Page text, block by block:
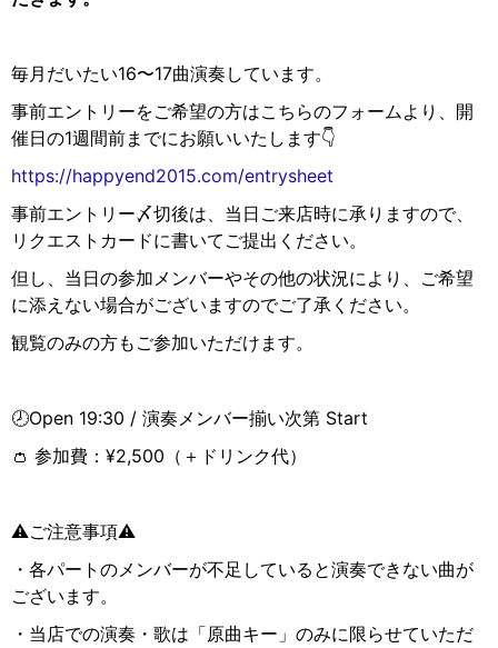
毎月だいたい16〜17曲演奏しています。
事前エントリーをご希望の方はこちらのフォームより 、開
催日の1週間前までにお願いいたします👇
https://happyend2015.com/entrysheet
事前エントリー〆切後は、当日ご来店時に承りますので、
リクエストカードに書いてご提出ください。
但し、当日の参加メンバーやその他の状況により、ご希望
に添えない場合がございますのでご了承ください。
観覧のみの方もご参加いただけます。
🕗Open 19:30 / 演奏メンバー揃い次第 Start
👛 参加費： ¥2,500 （＋ドリンク代）
⚠️ご注意事項⚠️
・各パートのメンバーが不足していると演奏できない曲が
ございます。
・当店での演奏・歌は「原曲キー」のみに限らせていただ